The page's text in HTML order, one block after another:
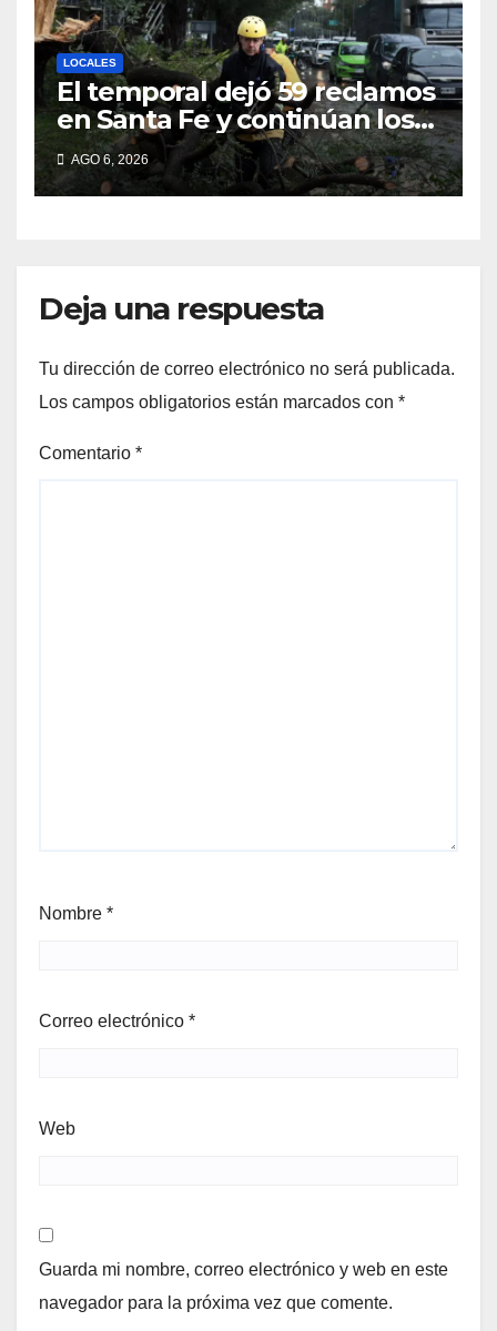
LOCALES
El temporal dejó 59 reclamos
en Santa Fe y continúan los
operativos municipales
AGO 6, 2026
Deja una respuesta
Tu dirección de correo electrónico no será publicada.
Los campos obligatorios están marcados con *
Comentario *
Nombre *
Correo electrónico *
Web
Guarda mi nombre, correo electrónico y web en este
navegador para la próxima vez que comente.